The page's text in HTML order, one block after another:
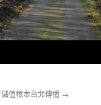
值根本台北傳播 →